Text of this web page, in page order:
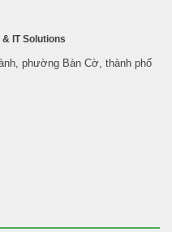
& IT Solutions
phường Bàn Cờ, thành phố